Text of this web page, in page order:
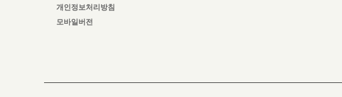
개인정보처리방침
모바일버전